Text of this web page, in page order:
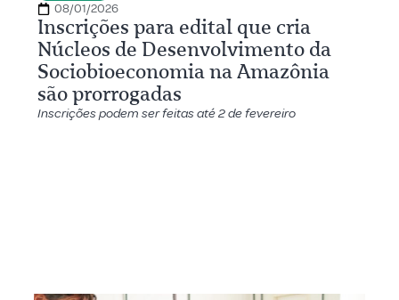
08/01/2026
Inscrições para edital que cria
Núcleos de Desenvolvimento da
Sociobioeconomia na Amazônia
são prorrogadas
Inscrições podem ser feitas até 2 de fevereiro